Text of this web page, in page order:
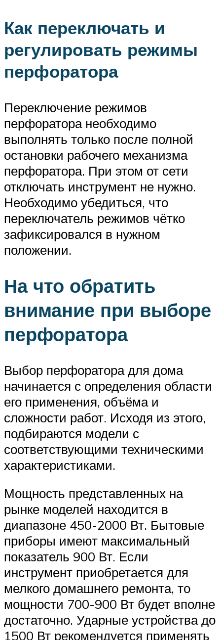
Как переключать и
регулировать режимы
перфоратора
Переключение режимов
перфоратора необходимо
выполнять только после полной
остановки рабочего механизма
перфоратора. При этом от сети
отключать инструмент не нужно.
Необходимо убедиться, что
переключатель режимов чётко
зафиксировался в нужном
положении.
На что обратить
внимание при выборе
перфоратора
Выбор перфоратора для дома
начинается с определения области
его применения, объёма и
сложности работ. Исходя из этого,
подбираются модели с
соответствующими техническими
характеристиками.
Мощность представленных на
рынке моделей находится в
диапазоне 450-2000 Вт. Бытовые
приборы имеют максимальный
показатель 900 Вт. Если
инструмент приобретается для
мелкого домашнего ремонта, то
мощности 700-900 Вт будет вполне
достаточно. Ударные устройства до
1500 Вт рекомендуется применять